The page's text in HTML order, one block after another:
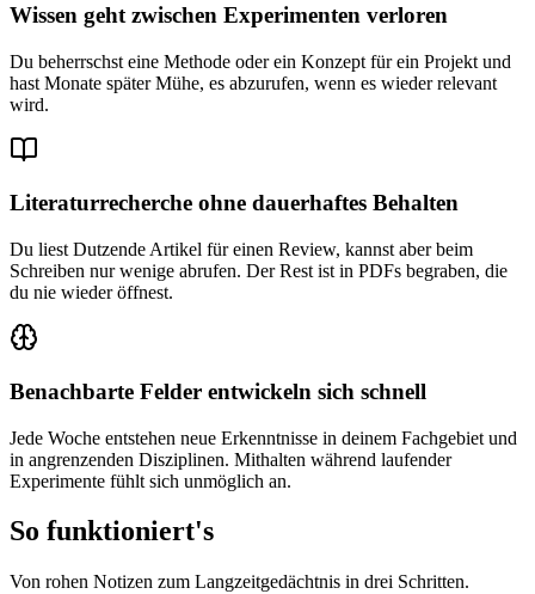
Wissen geht zwischen Experimenten verloren
Du beherrschst eine Methode oder ein Konzept für ein Projekt und
hast Monate später Mühe, es abzurufen, wenn es wieder relevant
wird.
Literaturrecherche ohne dauerhaftes Behalten
Du liest Dutzende Artikel für einen Review, kannst aber beim
Schreiben nur wenige abrufen. Der Rest ist in PDFs begraben, die
du nie wieder öffnest.
Benachbarte Felder entwickeln sich schnell
Jede Woche entstehen neue Erkenntnisse in deinem Fachgebiet und
in angrenzenden Disziplinen. Mithalten während laufender
Experimente fühlt sich unmöglich an.
So funktioniert's
Von rohen Notizen zum Langzeitgedächtnis in drei Schritten.